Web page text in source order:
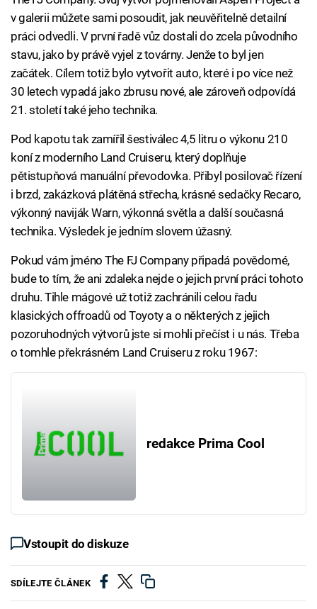
v galerii můžete sami posoudit, jak neuvěřitelně detailní
práci odvedli. V první řadě vůz dostali do zcela původního
stavu, jako by právě vyjel z továrny. Jenže to byl jen
začátek. Cílem totiž bylo vytvořit auto, které i po více než
30 letech vypadá jako zbrusu nové, ale zároveň odpovídá
21. století také jeho technika.
Pod kapotu tak zamířil šestiválec 4,5 litru o výkonu 210
koní z moderního Land Cruiseru, který doplňuje
pětistupňová manuální převodovka. Přibyl posilovač řízení
i brzd, zakázková plátěná střecha, krásné sedačky Recaro,
výkonný naviják Warn, výkonná světla a další současná
technika. Výsledek je jedním slovem úžasný.
Pokud vám jméno The FJ Company připadá povědomé,
bude to tím, že ani zdaleka nejde o jejich první práci tohoto
druhu. Tihle mágové už totiž zachránili celou řadu
klasických offroadů od Toyoty a o některých z jejich
pozoruhodných výtvorů jste si mohli přečíst i u nás. Třeba
o tomhle překrásném Land Cruiseru z roku 1967:
redakce Prima Cool
Vstoupit do diskuze
SDÍLEJTE ČLÁNEK